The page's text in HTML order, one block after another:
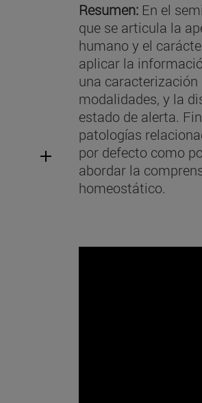
Resumen: En el
que se articula la
humano y el
aplicar la
una
modalidades, y la
estado de alerta.
patologías
por defecto como
abordar la
homeostático.